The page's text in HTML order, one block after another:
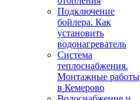
Подключение
бойлера. Как
установить
водонагреватель
Система
теплоснабжения.
Монтажные работы
в Кемерово